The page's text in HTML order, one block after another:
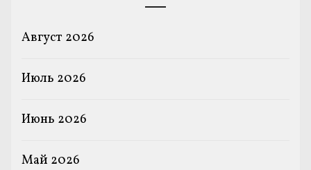
Август 2026
Июль 2026
Июнь 2026
Май 2026